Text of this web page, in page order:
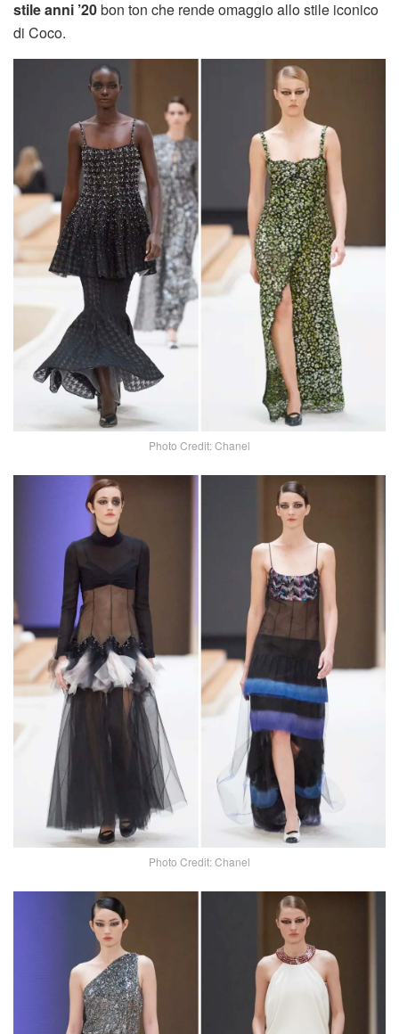
stile anni ’20bon ton che rende omaggio allo stile iconico
di Coco.
Photo Credit: Chanel
Photo Credit: Chanel